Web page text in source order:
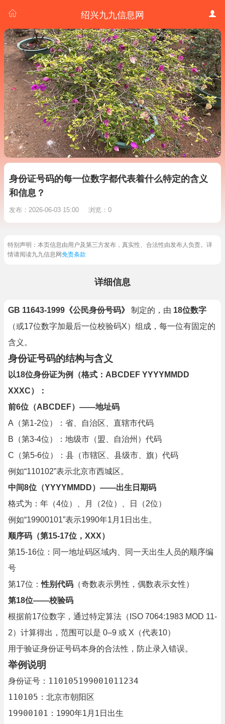
绍兴九九信息网
身份证号码的每一位数字都代表着什么特定的含义
和信息？
发布：2026-06-03 15:00 浏览：0
特别声明：本页信息由用户及第三方发布，真实性、合法性由发布人负责。详
情请阅读九九信息网免责条款
详细信息
GB 11643-1999《公民身份号码》 制定的，由 18位数字
（或17位数字加最后一位校验码X）组成，每一位有固定的
含义。
身份证号码的结构与含义
以18位身份证为例（格式：ABCDEF YYYYMMDD
XXXC）：
前6位（ABCDEF）——地址码
A（第1-2位）：省、自治区、直辖市代码
B（第3-4位）：地级市（盟、自治州）代码
C（第5-6位）：县（市辖区、县级市、旗）代码
例如“110102”表示北京市西城区。
中间8位（YYYYMMDD）——出生日期码
格式为：年（4位）、月（2位）、日（2位）
例如“19900101”表示1990年1月1日出生。
顺序码（第15-17位，XXX）
第15-16位：同一地址码区域内、同一天出生人员的顺序编
号
第17位：性别代码 （奇数表示男性，偶数表示女性）
第18位——校验码
根据前17位数字，通过特定算法（ISO 7064:1983 MOD 11-
2）计算得出，范围可以是 0–9 或 X（代表10）
用于验证身份证号码本身的合法性，防止录入错误。
举例说明
身份证号： 110105199001011234
110105 ：北京市朝阳区
19900101 ：1990年1月1日出生